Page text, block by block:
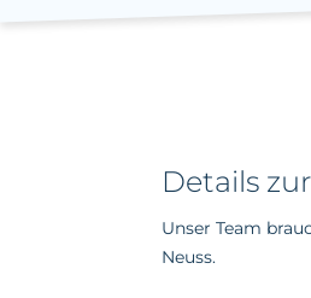
Details
Unser Team
Neuss.